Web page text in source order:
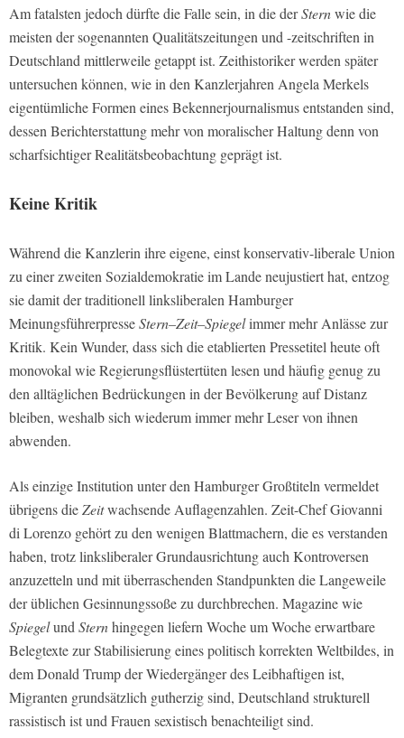
Am fatalsten jedoch dürfte die Falle sein, in die derSternwie die
meisten der sogenannten Qualitätszeitungen und -zeitschriften in
Deutschland mittlerweile getappt ist. Zeithistoriker werden später
untersuchen können, wie in den Kanzlerjahren Angela Merkels
eigentümliche Formen eines Bekennerjournalismus entstanden sind,
dessen Berichterstattung mehr von moralischer Haltung denn von
scharfsichtiger Realitätsbeobachtung geprägt ist.
Keine Kritik
Während die Kanzlerin ihre eigene, einst konservativ-liberale Union
zu einer zweiten Sozialdemokratie im Lande neujustiert hat, entzog
sie damit der traditionell linksliberalen Hamburger
MeinungsführerpresseStern–Zeit–Spiegelimmer mehr Anlässe zur
Kritik. Kein Wunder, dass sich die etablierten Pressetitel heute oft
monovokal wie Regierungsflüstertüten lesen und häufig genug zu
den alltäglichen Bedrückungen in der Bevölkerung auf Distanz
bleiben, weshalb sich wiederum immer mehr Leser von ihnen
abwenden.
Als einzige Institution unter den Hamburger Großtiteln vermeldet
übrigens dieZeitwachsende Auflagenzahlen. Zeit-Chef Giovanni
di Lorenzo gehört zu den wenigen Blattmachern, die es verstanden
haben, trotz linksliberaler Grundausrichtung auch Kontroversen
anzuzetteln und mit überraschenden Standpunkten die Langeweile
der üblichen Gesinnungssoße zu durchbrechen. Magazine wie
Spiegelund Sternhingegen liefern Woche um Woche erwartbare
Belegtexte zur Stabilisierung eines politisch korrekten Weltbildes, in
dem Donald Trump der Wiedergänger des Leibhaftigen ist,
Migranten grundsätzlich gutherzig sind, Deutschland strukturell
rassistisch ist und Frauen sexistisch benachteiligt sind.